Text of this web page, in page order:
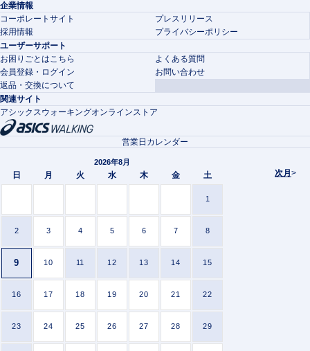
企業情報
コーポレートサイト
プレスリリース
採用情報
プライバシーポリシー
ユーザーサポート
お困りごとはこちら
よくある質問
会員登録・ログイン
お問い合わせ
返品・交換について
関連サイト
アシックスウォーキングオンラインストア
次月 >
営業日カレンダー
2026年8月
日 月 火 水 木 金 土
1
2 3 4 5 6 7 8
9 10 11 12 13 14 15
16 17 18 19 20 21 22
23 24 25 26 27 28 29